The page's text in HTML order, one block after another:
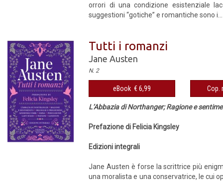
orrori di una condizione esistenziale
suggestioni “gotiche” e romantiche sono i...
Tutti i romanzi
Jane Austen
N. 2
eBook € 6,99 Cop.
L’Abbazia di Northanger; Ragione e
Prefazione di Felicia Kingsley
Edizioni integrali
Jane Austen è forse la scrittrice più
una moralista e una conservatrice, le cui